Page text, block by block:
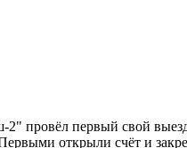
провёл первый свой
открыли счёт и